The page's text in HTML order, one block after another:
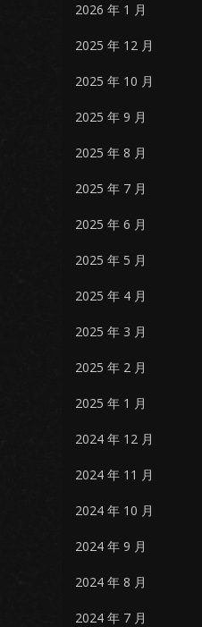
2026 年 1 月
2025 年 12 月
2025 年 10 月
2025 年 9 月
2025 年 8 月
2025 年 7 月
2025 年 6 月
2025 年 5 月
2025 年 4 月
2025 年 3 月
2025 年 2 月
2025 年 1 月
2024 年 12 月
2024 年 11 月
2024 年 10 月
2024 年 9 月
2024 年 8 月
2024 年 7 月